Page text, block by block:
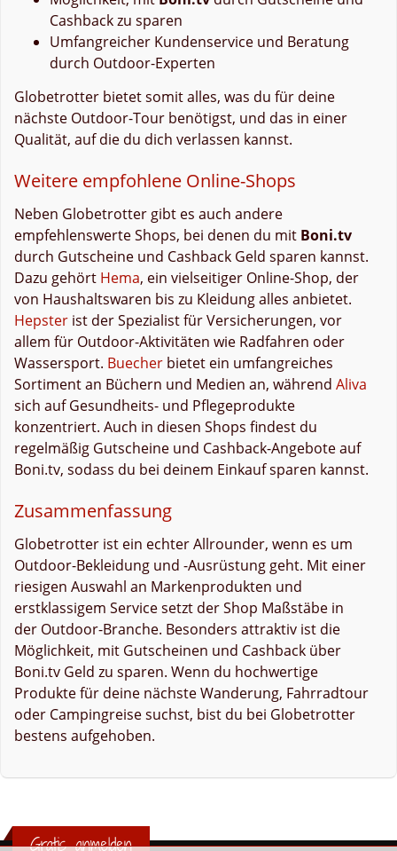
Cashback zu sparen
Umfangreicher Kundenservice und Beratung
durch Outdoor-Experten
Globetrotter bietet somit alles, was du für deine
nächste Outdoor-Tour benötigst, und das in einer
Qualität, auf die du dich verlassen kannst.
Weitere empfohlene Online-Shops
Neben Globetrotter gibt es auch andere
empfehlenswerte Shops, bei denen du mit Boni.tv
durch Gutscheine und Cashback Geld sparen kannst.
Dazu gehört Hema, ein vielseitiger Online-Shop, der
von Haushaltswaren bis zu Kleidung alles anbietet.
Hepster ist der Spezialist für Versicherungen, vor
allem für Outdoor-Aktivitäten wie Radfahren oder
Wassersport. Buecher bietet ein umfangreiches
Sortiment an Büchern und Medien an, während Aliva
sich auf Gesundheits- und Pflegeprodukte
konzentriert. Auch in diesen Shops findest du
regelmäßig Gutscheine und Cashback-Angebote auf
Boni.tv, sodass du bei deinem Einkauf sparen kannst.
Zusammenfassung
Globetrotter ist ein echter Allrounder, wenn es um
Outdoor-Bekleidung und -Ausrüstung geht. Mit einer
riesigen Auswahl an Markenprodukten und
erstklassigem Service setzt der Shop Maßstäbe in
der Outdoor-Branche. Besonders attraktiv ist die
Möglichkeit, mit Gutscheinen und Cashback über
Boni.tv Geld zu sparen. Wenn du hochwertige
Produkte für deine nächste Wanderung, Fahrradtour
oder Campingreise suchst, bist du bei Globetrotter
bestens aufgehoben.
Gratis anmelden